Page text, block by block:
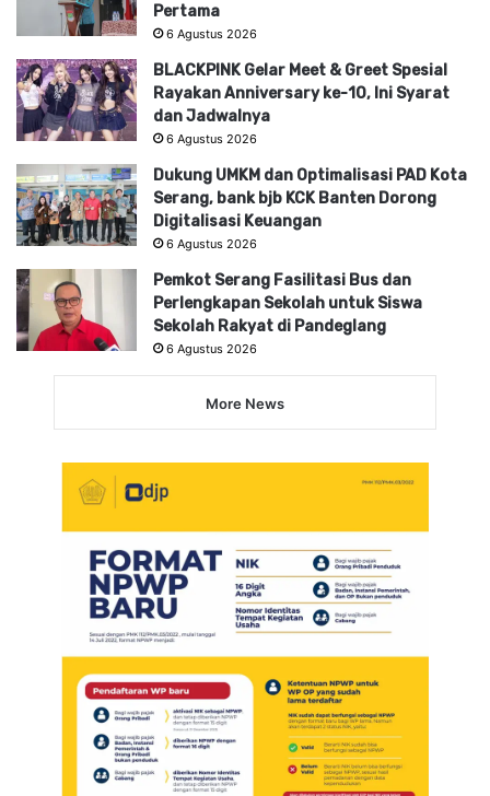
Pertama
6 Agustus 2026
BLACKPINK Gelar Meet & Greet Spesial
Rayakan Anniversary ke-10, Ini Syarat
dan Jadwalnya
6 Agustus 2026
Dukung UMKM dan Optimalisasi PAD Kota
Serang, bank bjb KCK Banten Dorong
Digitalisasi Keuangan
6 Agustus 2026
Pemkot Serang Fasilitasi Bus dan
Perlengkapan Sekolah untuk Siswa
Sekolah Rakyat di Pandeglang
6 Agustus 2026
More News